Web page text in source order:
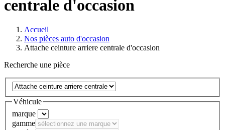
centrale d'occasion
Accueil
Nos pièces auto d'occasion
Attache ceinture arriere centrale d'occasion
Recherche une pièce
Véhicule
marque
gamme